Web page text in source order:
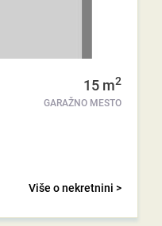
15 m2
GARAŽNO MESTO
Više o nekretnini >